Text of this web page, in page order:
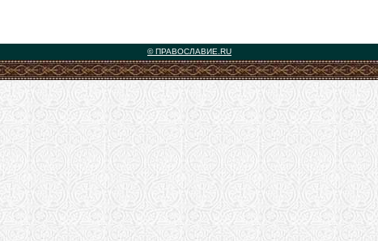
© ПРАВОСЛАВИЕ.RU